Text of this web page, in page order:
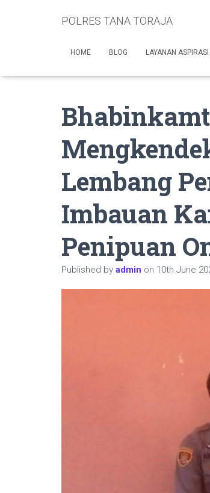
POLRES TANA TORAJA
HOME BLOG LAYANAN
Lembang
Imbauan
Penipuan
Published by admin on 10th June